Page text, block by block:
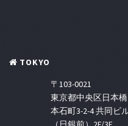
TOKYO
〒103-0021
東京都中央区日本橋
本石町3-2-4 共同ビ